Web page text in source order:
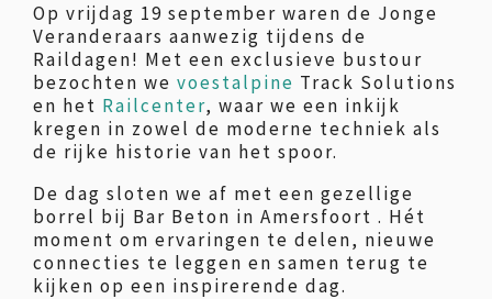
Op vrijdag 19 september waren de Jonge
Veranderaars aanwezig tijdens de
Raildagen! Met een exclusieve bustour
bezochten we voestalpine Track Solutions
en het Railcenter, waar we een inkijk
kregen in zowel de moderne techniek als
de rijke historie van het spoor.
De dag sloten we af met een gezellige
borrel bij Bar Beton in Amersfoort . Hét
moment om ervaringen te delen, nieuwe
connecties te leggen en samen terug te
kijken op een inspirerende dag.